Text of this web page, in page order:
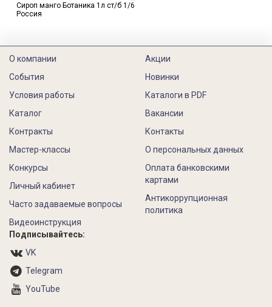
Сироп манго Ботаника 1л ст/б 1/6
Россия
О компании
События
Условия работы
Каталог
Контракты
Акции
Новинки
Каталоги в PDF
Вакансии
Контакты
Мастер-классы
Конкурсы
Личный кабинет
Часто задаваемые вопросы
Видеоинструкция
О персональных данных
Оплата банковскими
картами
Антикоррупционная
политика
Подписывайтесь:
VK
Telegram
YouTube